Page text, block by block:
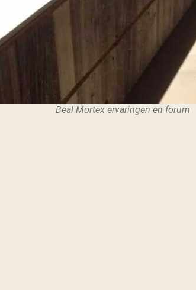
Beal Mortex ervaringen en forum